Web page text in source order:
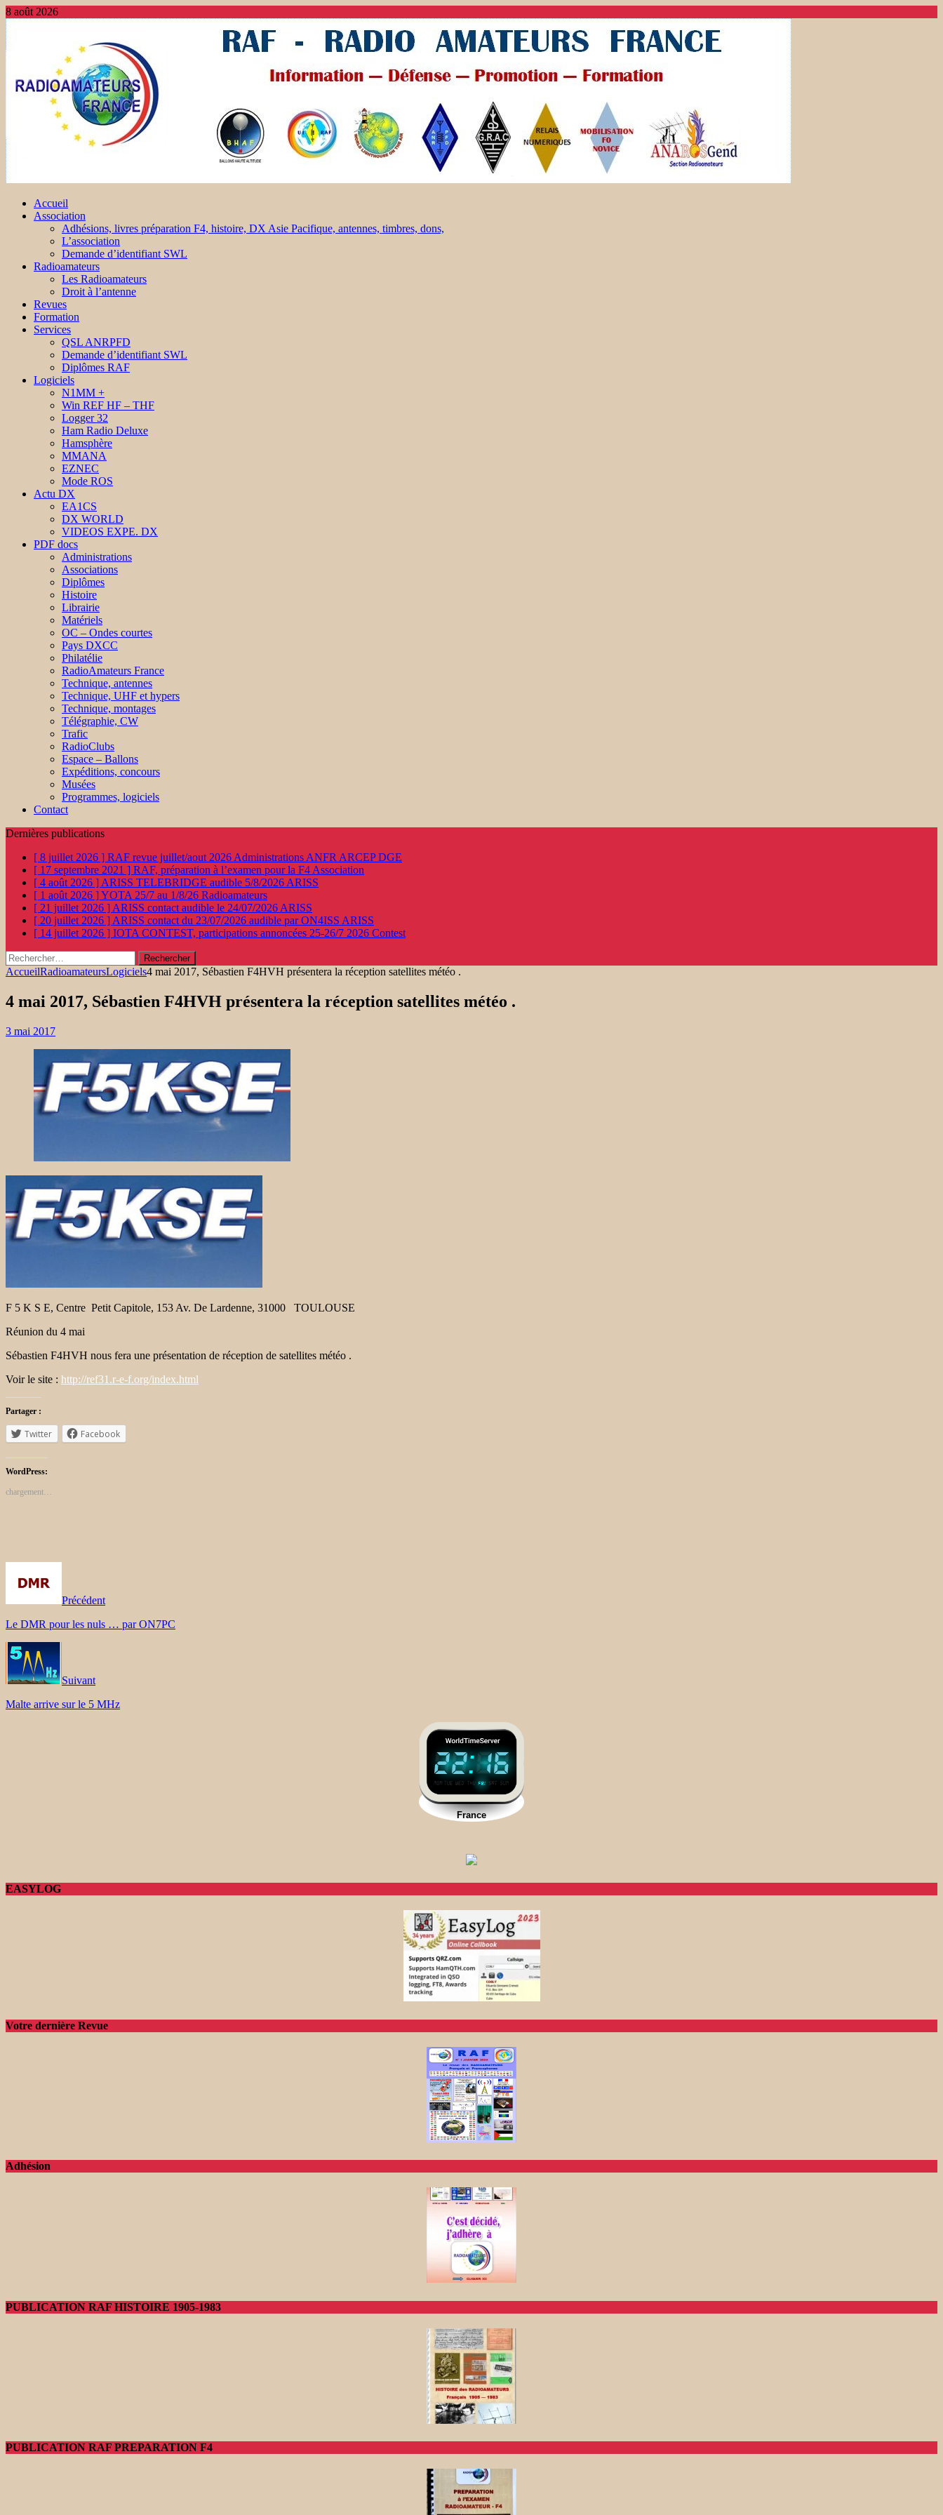
8 août 2026
Accueil
Association
Adhésions, livres préparation F4, histoire, DX Asie Pacifique, antennes, timbres, dons,
L’association
Demande d’identifiant SWL
Radioamateurs
Les Radioamateurs
Droit à l’antenne
Revues
Formation
Services
QSL ANRPFD
Demande d’identifiant SWL
Diplômes RAF
Logiciels
N1MM +
Win REF HF – THF
Logger 32
Ham Radio Deluxe
Hamsphère
MMANA
EZNEC
Mode ROS
Actu DX
EA1CS
DX WORLD
VIDEOS EXPE. DX
PDF docs
Administrations
Associations
Diplômes
Histoire
Librairie
Matériels
OC – Ondes courtes
Pays DXCC
Philatélie
RadioAmateurs France
Technique, antennes
Technique, UHF et hypers
Technique, montages
Télégraphie, CW
Trafic
RadioClubs
Espace – Ballons
Expéditions, concours
Musées
Programmes, logiciels
Contact
Dernières publications
[ 8 juillet 2026 ] RAF revue juillet/aout 2026 Administrations ANFR ARCEP DGE
[ 17 septembre 2021 ] RAF, préparation à l’examen pour la F4 Association
[ 4 août 2026 ] ARISS TELEBRIDGE audible 5/8/2026 ARISS
[ 1 août 2026 ]YOTA 25/7 au 1/8/26 Radioamateurs
[ 21 juillet 2026 ] ARISS contact audible le 24/07/2026 ARISS
[ 20 juillet 2026 ] ARISS contact du 23/07/2026 audible par ON4ISS ARISS
[ 14 juillet 2026 ] IOTA CONTEST, participations annoncées 25-26/7 2026 Contest
Rechercher :
AccueilRadioamateursLogiciels4 mai 2017, Sébastien F4HVH présentera la réception satellites météo .
4 mai 2017, Sébastien F4HVH présentera la réception satellites météo .
3 mai 2017
F 5 K S E, Centre Petit Capitole, 153 Av. De Lardenne, 31000 TOULOUSE
Réunion du 4 mai
Sébastien F4HVH nous fera une présentation de réception de satellites météo .
Voir le site : http://ref31.r-e-f.org/index.html
Partager :
Twitter Facebook
WordPress:
chargement…
Précédent
Le DMR pour les nuls … par ON7PC
Suivant
Malte arrive sur le 5 MHz
EASYLOG
Votre dernière Revue
Adhésion
PUBLICATION RAF HISTOIRE 1905-1983
PUBLICATION RAF PREPARATION F4